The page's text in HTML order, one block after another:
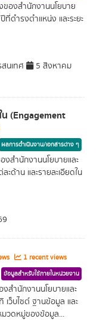
ของสำนักงานนโยบาย
ดำรงตำแหน่ง และระยะ
นเทศ
5 สิงหาคม
(Engagement
ผลการดำเนินงาน/เอกสารต่าง ๆ
สำนักงานนโยบายและ
ด้าน และรายละเอียดใน
1 recent views
ข้อมูลสำหรับใช้ภายในหน่วยงาน
สำนักงานนโยบายและ
ว็บไซต์ ฐานข้อมูล และ
มวดหมู่ของข้อมูล...